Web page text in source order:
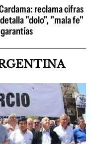
reclama cifras
"dolo", "mala fe"